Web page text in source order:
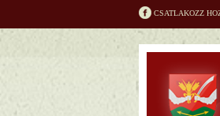
CSATLAKOZZ